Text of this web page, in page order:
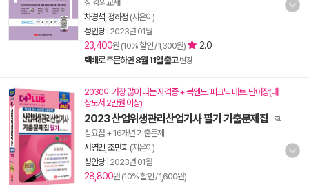
상 강의교재
차경석 정하정 (지은이)
성안당| 2023년 01월
23,400원 (10% 할인 / 1,300원) 2.0
택배로 주문하면 8월 11일 출고 변경
2030이 가장 많이 따는 자격증 + 북엔드. 피크닉 매트. 단어장(대
상도서 2만원 이상)
2023 산업위생관리산업기사 필기 기출문제집 - 핵
심요점 + 16개년 기출문제
서영민, 조만희 (지은이)
성안당| 2023년 01월
28,800원 (10% 할인 / 1,600원)